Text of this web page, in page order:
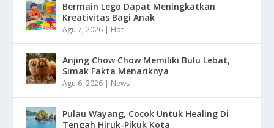
Bermain Lego Dapat Meningkatkan
Kreativitas Bagi Anak
Agu 7, 2026 | Hot
Anjing Chow Chow Memiliki Bulu Lebat,
Simak Fakta Menariknya
Agu 6, 2026 | News
Pulau Wayang, Cocok Untuk Healing Di
Tengah Hiruk-Pikuk Kota